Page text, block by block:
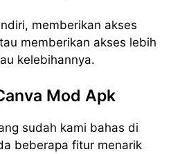
memberikan akses
memberikan akses lebih
kelebihannya.
Mod Apk
sudah kami bahas di
beberapa fitur menarik